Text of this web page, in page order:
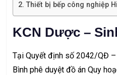
Thiết bị bếp công nghiệp
KCN Dược –
Tại Quyết định số 2042/QĐ –
Bình phê duyệt đồ án Quy